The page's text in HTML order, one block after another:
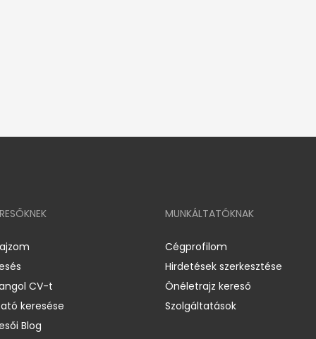
CV-t
keresése
Blog
MUNKÁLTATÓKNAK
Cégprofilom
Hirdetések szerkesztése
Önéletrajz kereső
Szolgáltatások